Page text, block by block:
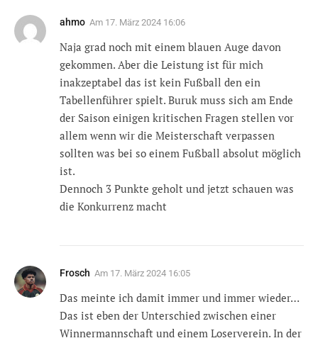
ahmo Am 17. März 2024 16:06
Naja grad noch mit einem blauen Auge davon
gekommen. Aber die Leistung ist für mich
inakzeptabel das ist kein Fußball den ein
Tabellenführer spielt. Buruk muss sich am Ende
der Saison einigen kritischen Fragen stellen vor
allem wenn wir die Meisterschaft verpassen
sollten was bei so einem Fußball absolut möglich
ist.
Dennoch 3 Punkte geholt und jetzt schauen was
die Konkurrenz macht
Frosch Am 17. März 2024 16:05
Das meinte ich damit immer und immer wieder…
Das ist eben der Unterschied zwischen einer
Winnermannschaft und einem Loserverein. In der